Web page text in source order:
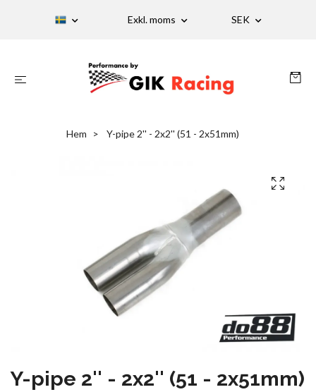
Exkl. moms SEK
Hem Y-pipe 2'' - 2x2'' (51 - 2x51mm)
Y-pipe 2'' - 2x2'' (51 - 2x51mm)